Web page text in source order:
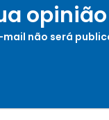
opinião
mail não será